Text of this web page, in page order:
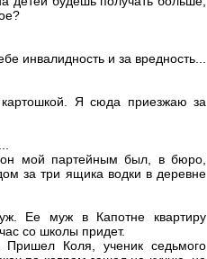
инвалидность и за вредность...
Я сюда приезжаю за
мой партейным был, в бюро,
за три ящика водки в деревне
Ее муж в Капотне квартиру
со школы придет.
Коля, ученик седьмого